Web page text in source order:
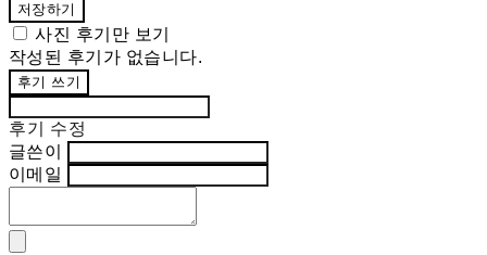
저장하기
사진 후기만 보기
작성된 후기가 없습니다.
후기 쓰기
후기 수정
글쓴이
이메일